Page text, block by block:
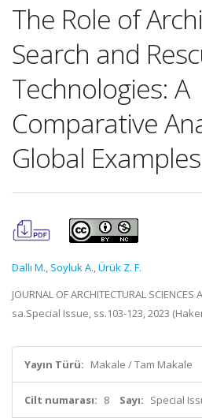
The Role of
Search and
Technologies: A
Comparative
Global
Dallı M., Soyluk A.,Ürük Z. F.
JOURNAL OF ARCHITECTURAL
sa.Special Issue, ss.103-123, 2023
Yayın Türü: Makale / Tam Makale
Cilt numarası: 8 Sayı: Special